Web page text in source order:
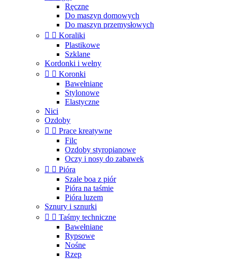
Ręczne
Do maszyn domowych
Do maszyn przemysłowych
  Koraliki
Plastikowe
Szklane
Kordonki i wełny
  Koronki
Bawełniane
Stylonowe
Elastyczne
Nici
Ozdoby
  Prace kreatywne
Filc
Ozdoby styropianowe
Oczy i nosy do zabawek
  Pióra
Szale boa z piór
Pióra na taśmie
Pióra luzem
Sznury i sznurki
  Taśmy techniczne
Bawełniane
Rypsowe
Nośne
Rzep